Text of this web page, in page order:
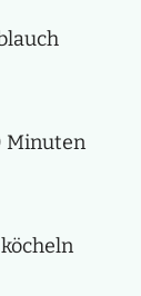
Minuten